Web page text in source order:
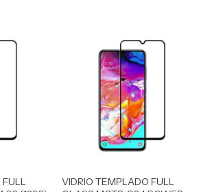
FULL
VIDRIO TEMPLADO FULL